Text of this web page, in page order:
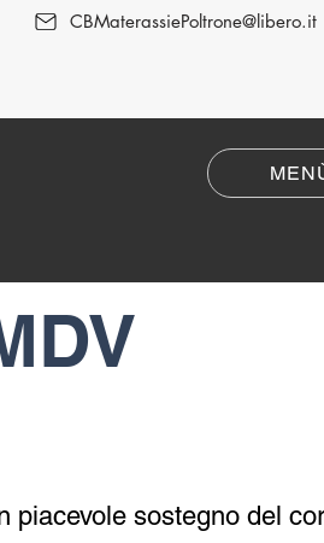
CBMaterassiePoltrone@libero.it
piacevole sostegno del